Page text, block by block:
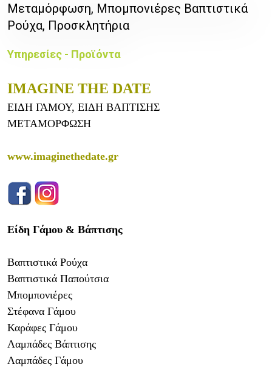
Μεταμόρφωση, Μπομπονιέρες Βαπτιστικά
Ρούχα, Προσκλητήρια
Υπηρεσίες - Προϊόντα
IMAGINE THE DATE
ΕΙΔΗ ΓΑΜΟΥ, ΕΙΔΗ ΒΑΠΤΙΣΗΣ
ΜΕΤΑΜΟΡΦΩΣΗ
www.imaginethedate.gr
Είδη Γάμου & Βάπτισης
Βαπτιστικά Ρούχα
Βαπτιστικά Παπούτσια
Μπομπονιέρες
Στέφανα Γάμου
Καράφες Γάμου
Λαμπάδες Βάπτισης
Λαμπάδες Γάμου